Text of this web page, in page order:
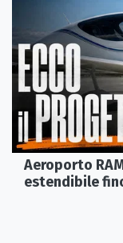
Aeroporto
estendibile